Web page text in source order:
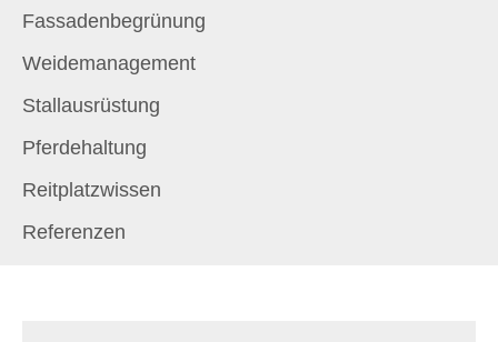
Fassadenbegrünung
Weidemanagement
Stallausrüstung
Pferdehaltung
Reitplatzwissen
Referenzen